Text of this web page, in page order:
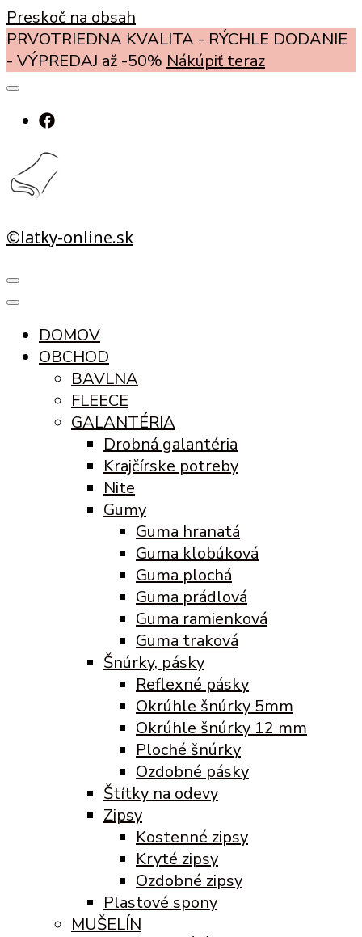
Preskoč na obsah
PRVOTRIEDNA KVALITA - RÝCHLE DODANIE
- VÝPREDAJ až -50% Nákúpiť teraz
©latky-online.sk
DOMOV
OBCHOD
BAVLNA
FLEECE
GALANTÉRIA
Drobná galantéria
Krajčírske potreby
Nite
Gumy
Guma hranatá
Guma klobúková
Guma plochá
Guma prádlová
Guma ramienková
Guma traková
Šnúrky, pásky
Reflexné pásky
Okrúhle šnúrky 5mm
Okrúhle šnúrky 12 mm
Ploché šnúrky
Ozdobné pásky
Štítky na odevy
Zipsy
Kostenné zipsy
Kryté zipsy
Ozdobné zipsy
Plastové spony
MUŠELÍN